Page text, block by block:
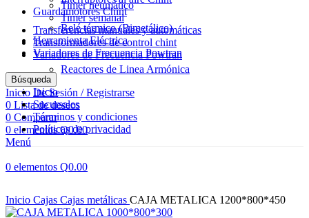
Timer neumático
Timer semanal
Transferencias manuales y automáticas
Transformadores de control chint
Variadores de Frecuencia Powtran
Búsqueda
Inicio De Sesión / Registrarse
0 Lista de deseos
0 Comparar
0 elementos Q0.00
Menú
0 elementos Q0.00
Guardamotores Chint
Relé térmico (Bimetálico)
Herramienta Eléctrica
Variadores de Frecuencia Powtran
Reactores de Linea Armónica
Inicio
Sucursales
Términos y condiciones
Políticas de privacidad
Inicio Cajas Cajas metálicas CAJA METALICA 1200*800*450